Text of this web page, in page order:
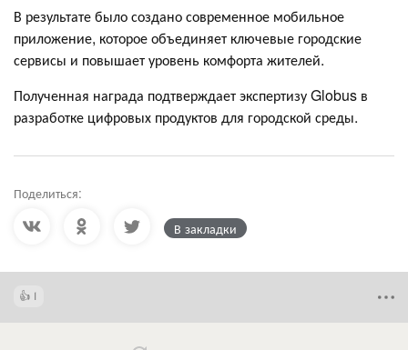
В результате было создано современное мобильное
приложение, которое объединяет ключевые городские
сервисы и повышает уровень комфорта жителей.
Полученная награда подтверждает экспертизу Globus в
разработке цифровых продуктов для городской среды.
Поделиться:
В закладки
1